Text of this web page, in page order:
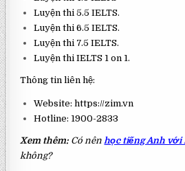
Luyện thi 5.5 IELTS.
Luyện thi 6.5 IELTS.
Luyện thi 7.5 IELTS.
Luyện thi IELTS 1 on 1.
Thông tin liên hệ:
Website: https://zim.vn
Hotline: 1900-2833
Xem thêm: Có nênhọc tiếng Anh
không?